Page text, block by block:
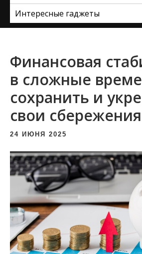
Интересные гаджеты
Финансовая
в сложные
сохранить и
свои сбережения
24 ИЮНЯ 2025